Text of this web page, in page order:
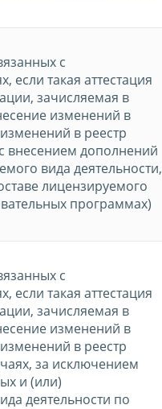
с
если такая аттестация
зачисляемая в
изменений в
в реестр
внесением дополнений
вида деятельности,
лицензируемого
программах)
с
если такая аттестация
зачисляемая в
изменений в
в реестр
за исключением
и (или)
деятельности по